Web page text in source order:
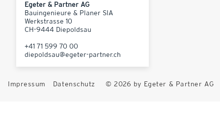
Egeter & Partner AG
Bauingenieure & Planer SIA
Werkstrasse 10
CH-9444 Diepoldsau
+41 71 599 70 00
diepoldsau@egeter-partner.ch
Impressum Datenschutz © 2026 by Egeter & Partner AG